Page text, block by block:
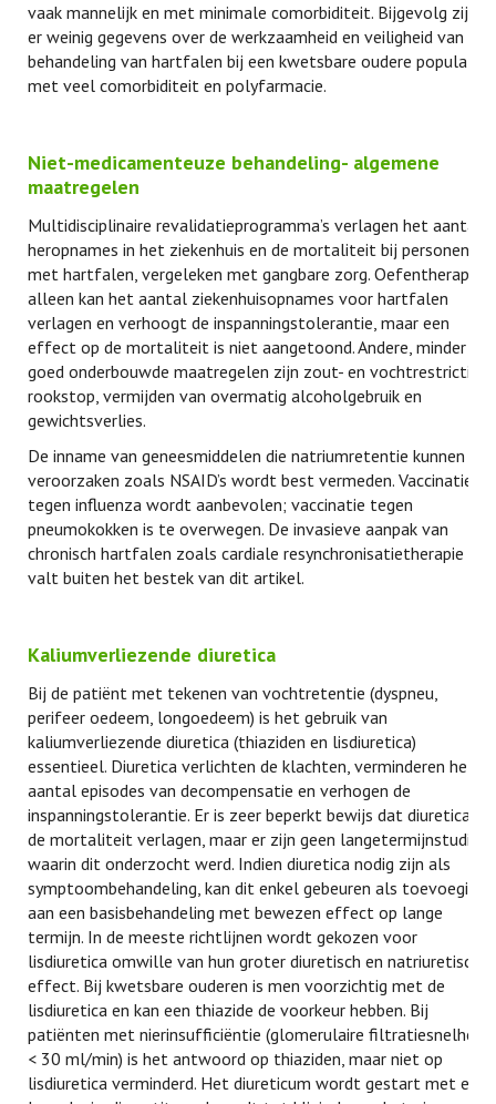
vaak mannelijk en met minimale comorbiditeit. Bijgevolg zijn
er weinig gegevens over de werkzaamheid en veiligheid van de
behandeling van hartfalen bij een kwetsbare oudere populatie
met veel comorbiditeit en polyfarmacie.
Niet-medicamenteuze behandeling- algemene
maatregelen
Multidisciplinaire revalidatieprogramma’s verlagen het aantal
heropnames in het ziekenhuis en de mortaliteit bij personen
met hartfalen, vergeleken met gangbare zorg. Oefentherapie
alleen kan het aantal ziekenhuisopnames voor hartfalen
verlagen en verhoogt de inspanningstolerantie, maar een
effect op de mortaliteit is niet aangetoond. Andere, minder
goed onderbouwde maatregelen zijn zout- en vochtrestrictie,
rookstop, vermijden van overmatig alcoholgebruik en
gewichtsverlies.
De inname van geneesmiddelen die natriumretentie kunnen
veroorzaken zoals NSAID’s wordt best vermeden. Vaccinatie
tegen influenza wordt aanbevolen; vaccinatie tegen
pneumokokken is te overwegen. De invasieve aanpak van
chronisch hartfalen zoals cardiale resynchronisatietherapie
valt buiten het bestek van dit artikel.
Kaliumverliezende diuretica
Bij de patiënt met tekenen van vochtretentie (dyspneu,
perifeer oedeem, longoedeem) is het gebruik van
kaliumverliezende diuretica (thiaziden en lisdiuretica)
essentieel. Diuretica verlichten de klachten, verminderen het
aantal episodes van decompensatie en verhogen de
inspanningstolerantie. Er is zeer beperkt bewijs dat diuretica
de mortaliteit verlagen, maar er zijn geen langetermijnstudies
waarin dit onderzocht werd. Indien diuretica nodig zijn als
symptoombehandeling, kan dit enkel gebeuren als toevoeging
aan een basisbehandeling met bewezen effect op lange
termijn. In de meeste richtlijnen wordt gekozen voor
lisdiuretica omwille van hun groter diuretisch en natriuretisch
effect. Bij kwetsbare ouderen is men voorzichtig met de
lisdiuretica en kan een thiazide de voorkeur hebben. Bij
patiënten met nierinsufficiëntie (glomerulaire filtratiesnelheid
< 30 ml/min) is het antwoord op thiaziden, maar niet op
lisdiuretica verminderd. Het diureticum wordt gestart met een